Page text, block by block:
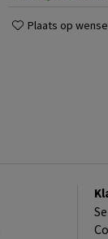
Plaats op